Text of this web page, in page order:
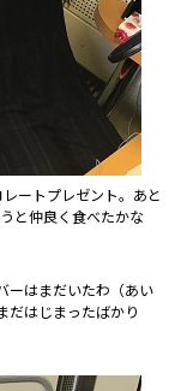
ートプレゼント。あと
と仲良く食べたかな
ーはまだいたわ（あい
だはじまったばかり